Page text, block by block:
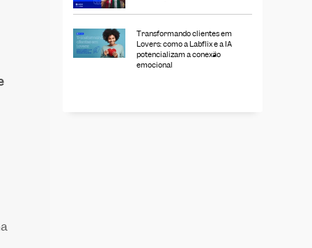
Transformando clientes em
Lovers: como a Labflix e a IA
potencializam a conexão
emocional